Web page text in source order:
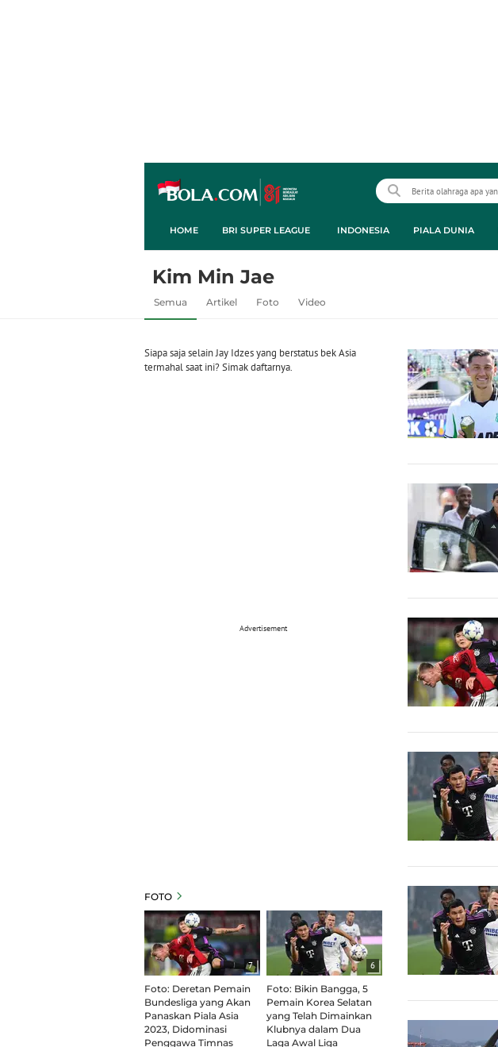
HOME BRI SUPER LEAGUE INDONESIA PIALA DUNIA
Kim Min Jae
Semua Artikel Foto Video
Siapa saja selain Jay Idzes yang berstatus bek Asia
termahal saat ini? Simak daftarnya.
Advertisement
FOTO
7
Foto: Deretan Pemain
Bundesliga yang Akan
Panaskan Piala Asia
2023, Didominasi
Penggawa Timnas
6
Foto: Bikin Bangga, 5
Pemain Korea Selatan
yang Telah Dimainkan
Klubnya dalam Dua
Laga Awal Liga